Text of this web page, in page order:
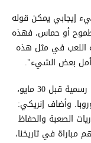
إيجابي يمكن قوله
طموح أو حماس، فهذه
اللعب في مثل هذه
أمل بعض الشيء".
يُذكر أن باريس سان جيرمان لن يخوض أي مباراة رسمية قبل 30 مايو،
وأضاف إنريكي:
الصعبة والحفاظ
في تاريخنا،